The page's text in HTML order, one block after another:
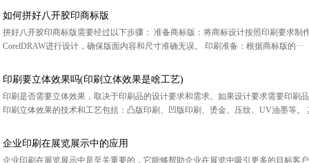
如何拼好八开胶印商标版
拼好八开胶印商标版需要经过以下步骤： 准备商标版：将商标设计按照印刷要求制
CorelDRAW进行设计，确保版面内容和尺寸准确无误。 印刷准备：根据商标版的···
印刷要立体效果吗(印刷立体效果是啥工艺)
印刷是否需要立体效果，取决于印刷品的设计要求和需求。如果设计要求需要印刷
印刷立体效果的技术和工艺包括：凸版印刷、凹版印刷、烫金、压纹、UV油墨等。
企业印刷在展览展示中的应用
企业印刷在展览展示中是至关重要的，它能够帮助企业在展览中吸引更多的目标客